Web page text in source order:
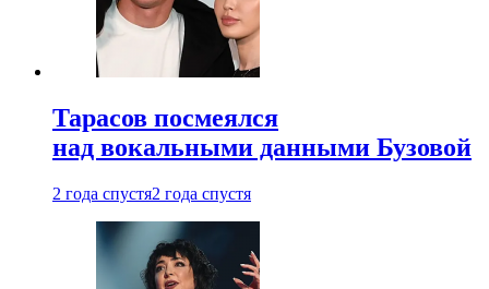
Тарасов посмеялся
над вокальными данными Бузовой
2 года спустя2 года спустя